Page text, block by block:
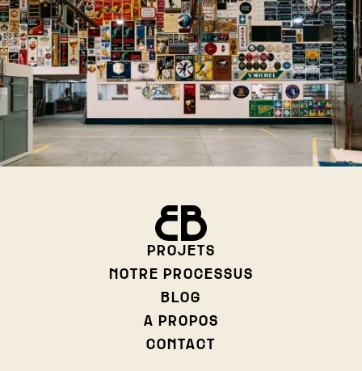
PROJETS
NOTRE PROCESSUS
BLOG
A PROPOS
CONTACT